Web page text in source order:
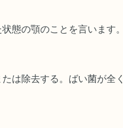
態の顎のことを言います。
は除去する。ばい菌が全